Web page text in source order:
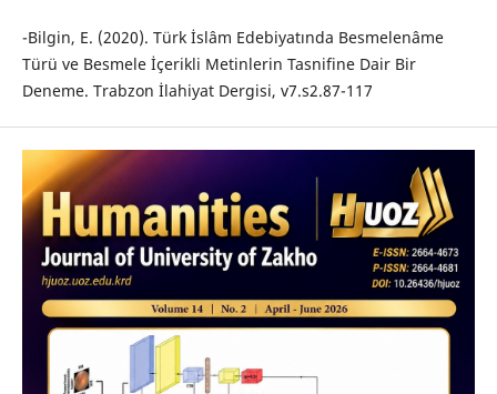
-Bilgin, E. (2020). Türk İslâm Edebiyatında Besmelenâme
Türü ve Besmele İçerikli Metinlerin Tasnifine Dair Bir
Deneme. Trabzon İlahiyat Dergisi, v7.s2.87-117